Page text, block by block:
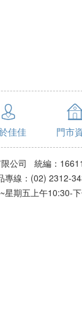
佳佳 門市
限公司 統編：
線：(02)
星期五上午10:30-